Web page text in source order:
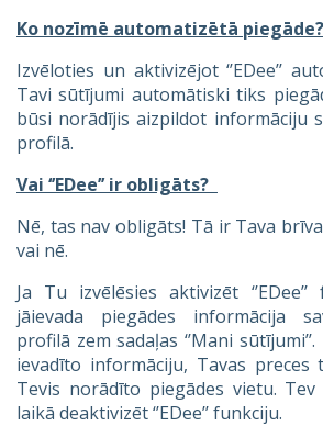
Ko nozīmē automatizētā piegāde?
Izvēloties un aktivizējot ‘’EDee’’
Tavi sūtījumi automātiski tiks
būsi norādījis aizpildot informāciju
profilā.
Vai ‘’EDee’’ ir obligāts?
Nē, tas nav obligāts! Tā ir Tava
vai nē.
Ja Tu izvēlēsies aktivizēt
jāievada piegādes informācija
profilā zem sadaļas ‘’Mani
ievadīto informāciju, Tavas preces
Tevis norādīto piegādes vietu.
laikā deaktivizēt ‘’EDee’’ funkciju.